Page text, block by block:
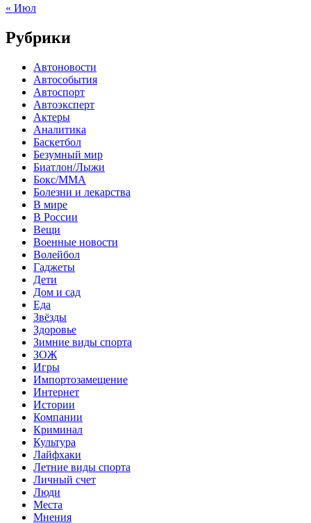
« Июл
Рубрики
Автоновости
Автособытия
Автоспорт
Автоэксперт
Актеры
Аналитика
Баскетбол
Безумный мир
Биатлон/Лыжи
Бокс/MMA
Болезни и лекарства
В мире
В России
Вещи
Военные новости
Волейбол
Гаджеты
Дети
Дом и сад
Еда
Звёзды
Здоровье
Зимние виды спорта
ЗОЖ
Игры
Импортозамещение
Интернет
Истории
Компании
Криминал
Культура
Лайфхаки
Летние виды спорта
Личный счет
Люди
Места
Мнения